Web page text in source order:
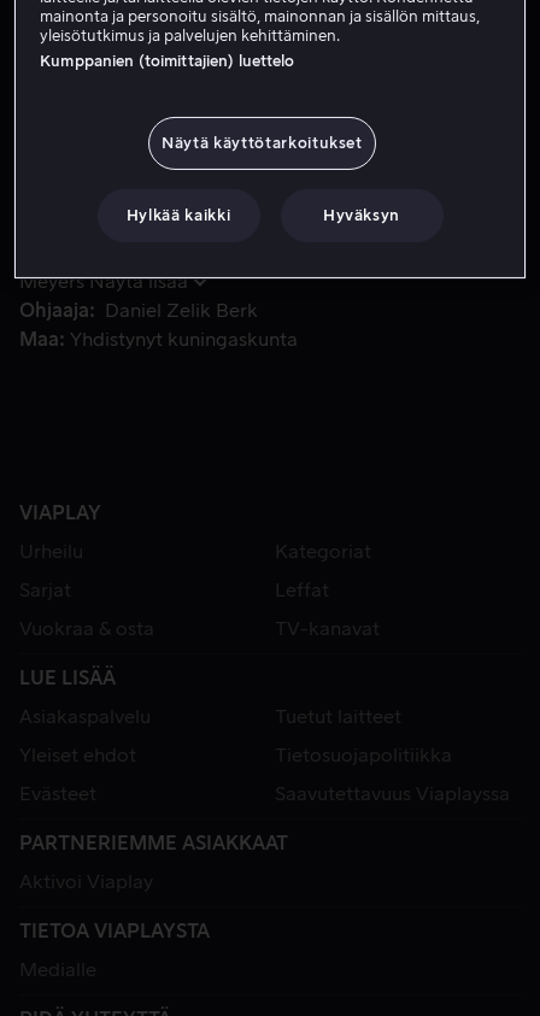
Peitetehtävissä oleva vakooja Ari saa tehtäväkseen
Peitetehtävissä oleva vakooja Ari saa tehtäväkseen
tiedemiehen pois Syyriasta, jotta hallitus ei saisi
joukkotuhoaseita, mutta jo parissa päivässä tehtävä
Olivia Thirlby John Hurt
Navid
Meyers Näytä lisää
Ohjaaja
Daniel Zelik Berk
Maa
Yhdistynyt kuningaskunta
VIAPLAY
Urheilu
Kategoriat
Sarjat
Leffat
Vuokraa & osta
TV-kanavat
LUE LISÄÄ
Asiakaspalvelu
Tuetut laitteet
Yleiset ehdot
Tietosuojapolitiikka
Evästeet
Saavutettavuus Viaplayssa
PARTNERIEMME ASIAKKAAT
Aktivoi Viaplay
TIETOA VIAPLAYSTA
Medialle
mainonta ja personoitu sisältö, mainonnan ja sisällön mittaus,
yleisötutkimus ja palvelujen kehittäminen.
Kumppanien (toimittajien) luettelo
Näytä käyttötarkoitukset
Hylkää kaikki Hyväksyn